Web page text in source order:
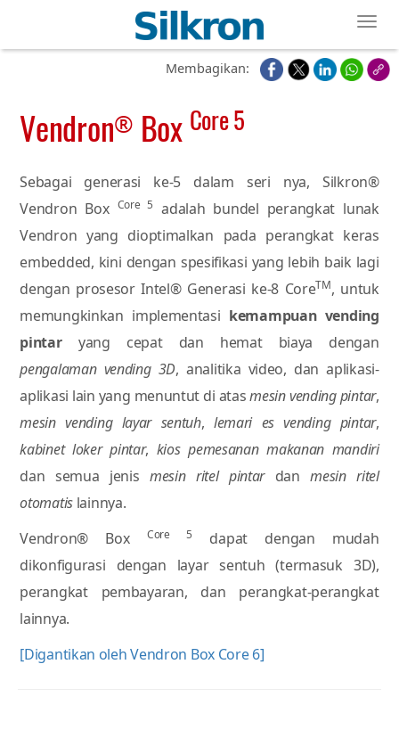
Membagikan:
Vendron® Box Core 5
Sebagai generasi ke-5 dalam seri nya, Silkron®
Vendron Box Core 5 adalah bundel perangkat lunak
Vendron yang dioptimalkan pada perangkat keras
embedded, kini dengan spesifikasi yang lebih baik lagi
dengan prosesor Intel® Generasi ke-8 CoreTM, untuk
memungkinkan implementasi kemampuan vending
pintaryang cepat dan hemat biaya dengan
pengalaman vending 3D, analitika video, dan aplikasi-
aplikasi lain yang menuntut di atasmesin vending pintar,
mesin vending layar sentuh, lemari es vending pintar,
kabinet loker pintar, kios pemesanan makanan mandiri
dan semua jenis mesin ritel pintardanmesin ritel
otomatis lainnya.
Vendron® BoxCore 5
dapat dengan mudah
dikonfigurasi dengan layar sentuh (termasuk 3D),
perangkat pembayaran, dan perangkat-perangkat
lainnya.
[Digantikan oleh Vendron Box Core 6]